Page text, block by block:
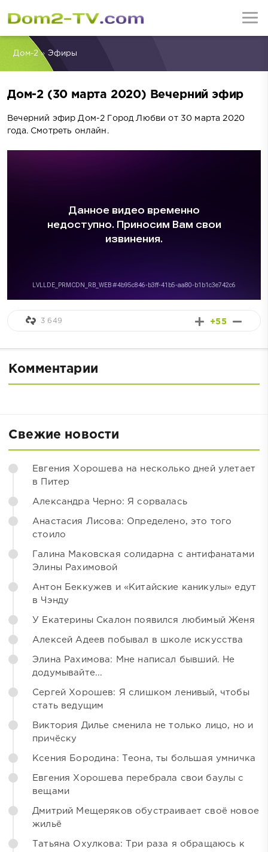
Дом-2» Эфиры
Дом-2 (30 марта 2020) Вечерний эфир
Вечерний эфир Дом-2 Город Любви от 30 марта 2020
года. Смотреть онлайн.
+55
3 649
Комментарии
Свежие новости
Евгения Хорошева на несколько дней улетает
в Питер
Александра Черно: Я сорвалась
Анастасия Лисова: Определено, это того
стоило
Галина Маковская солидарна с антифанатами
Элины Рахимовой
Антон Беккужев и «Китайские каникулы» едут
в Чэнду
У Екатерины Скалон появился любимый Женя
Алексей Адеев побывал в школе искусства
Элина Рахимова: Мне написал бывший. Не
додумывайте...
Сергей Хорошев: Я слишком ленивый, чтобы
стать ведущим
Виктория Дилье сменила не только лицо, но и
причёску
Ксения Бородина: Теона, ты большая умничка
Евгения Хорошева перебрала свои баулы с
вещами
Дмитрий Мещеряков обустраивает своё новое
жильё
Татьяна Охулкова: Три раза я обращаюсь к